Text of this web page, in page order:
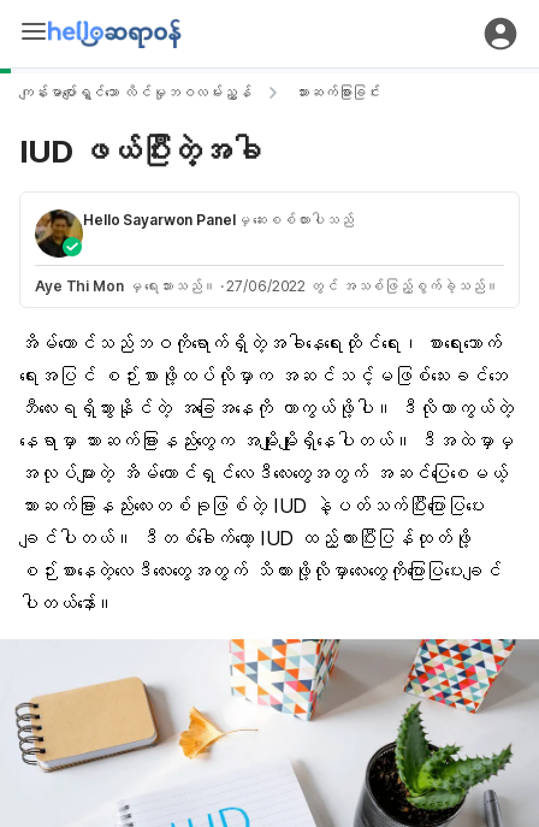
ကျန်းမာပျော်ရွှင်သော လိင်မှုဘဝလမ်းညွှန် သားဆက်ခြားခြင်း
IUD ဖယ်ပြီးတဲ့အခါ
Hello Sayarwon Panelမှ ဆေးစစ်ထားပါသည်
Aye Thi Monမှ ရေးသားသည်။ ·27/06/2022 တွင် အသစ်ဖြည့်စွက်ခဲ့သည်။
အိမ်ထောင်သည်ဘဝကိုရောက်ရှိတဲ့အခါနေရေးထိုင်ရေး၊ စားရေးသောက်
ရေးအပြင် စဉ်းစားဖို့ထပ်လိုမှာက အဆင်သင့်မဖြစ်သေးခင်ဘေ
ဘီလေးရရှိသွားနိုင်တဲ့ အခြေအနေကို ကာကွယ်ဖို့ပါ။ ဒီလိုကာကွယ်တဲ့
နေရာမှာ သားဆက်ခြားနည်းတွေက အမျိုးမျိုးရှိနေပါတယ်။ ဒီအထဲမှာမှ
အလုပ်များတဲ့ အိမ်ထောင်ရှင်လေဒီလေးတွေအတွက် အဆင်ပြေစေမယ့်
သားဆက်ခြား နည်းလေးတစ်ခုဖြစ်တဲ့ IUD နဲ့ပတ်သက်ပြီးပြောပြပေး
ချင်ပါတယ်။ ဒီတစ်ခေါက်တော့ IUD ထည့်ထားပြီးပြန်ထုတ်ဖို့
စဉ်းစားနေတဲ့လေဒီလေးတွေအတွက် သိထားဖို့လိုမှာလေးတွေကိုပြောပြပေးချင်
ပါတယ်နော်။